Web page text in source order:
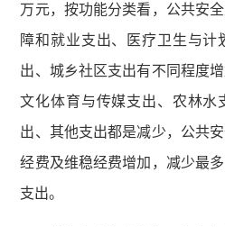
万元，按功能分类看，公共安
障和就业支出、医疗卫生与计
出、城乡社区支出有不同程度
文化体育与传媒支出、农林水
出、其他支出都是减少，公共
经费及维稳经费增加，减少最
支出。